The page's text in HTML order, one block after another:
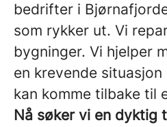
bedrifter i
som rykker ut. Vi
bygninger. Vi hjelper
en krevende
kan komme tilbake til
Nå søker vi en dyktig